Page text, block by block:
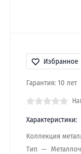
Избранное
Гарантия: 10 лет
Характеристики:
Коллекция
Тип